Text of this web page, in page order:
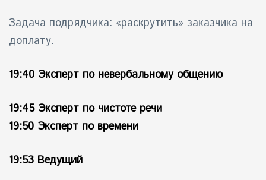
Задача подрядчика: «раскрутить» заказчика на
доплату.
19:40 Эксперт по невербальному общению
19:45 Эксперт по чистоте речи
19:50 Эксперт по времени
19:53 Ведущий